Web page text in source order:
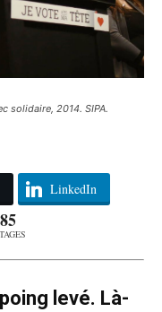
solidaire, 2014. SIPA.
LinkedIn
levé. Là-